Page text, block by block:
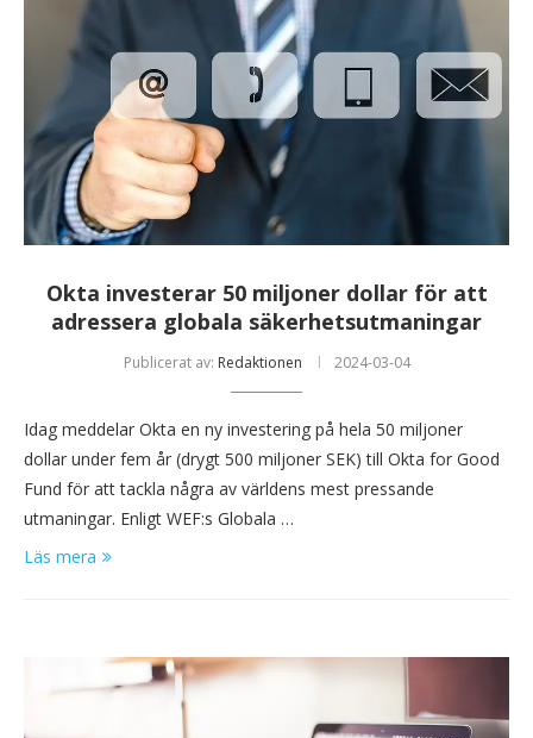
Okta investerar 50 miljoner dollar för att
adressera globala säkerhetsutmaningar
Publicerat av: Redaktionen 2024-03-04
Idag meddelar Okta en ny investering på hela 50 miljoner
dollar under fem år (drygt 500 miljoner SEK) till Okta for Good
Fund för att tackla några av världens mest pressande
utmaningar. Enligt WEF:s Globala …
Läs mera